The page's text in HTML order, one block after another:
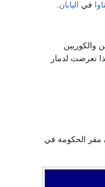
في اليابان
والكوريين
تعرضت لدمار
مقر الحكومة في